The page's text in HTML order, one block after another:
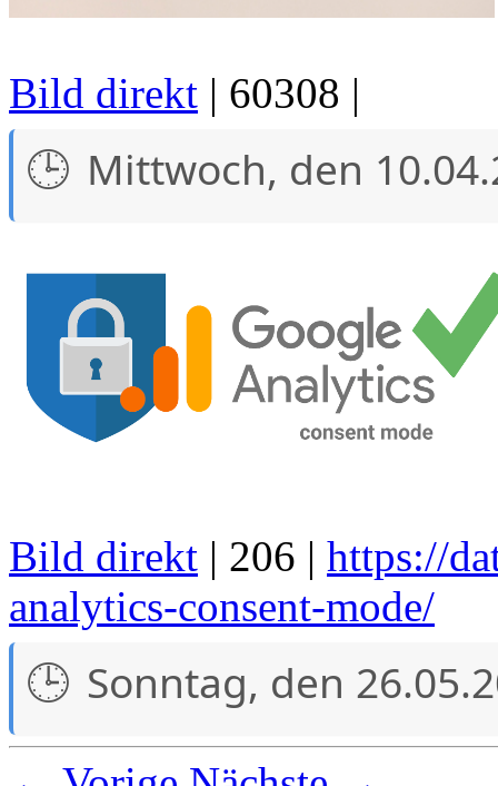
Bild direkt | 60308 |
Mittwoch, den
Bild direkt | 206 | https://
analytics-consent-mode/
Sonntag, den